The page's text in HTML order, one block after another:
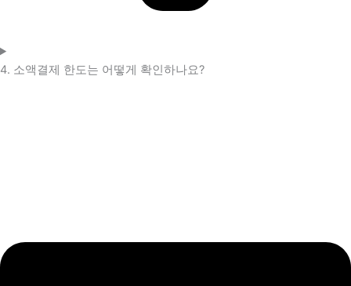
4. 소액결제 한도는 어떻게 확인하나요?